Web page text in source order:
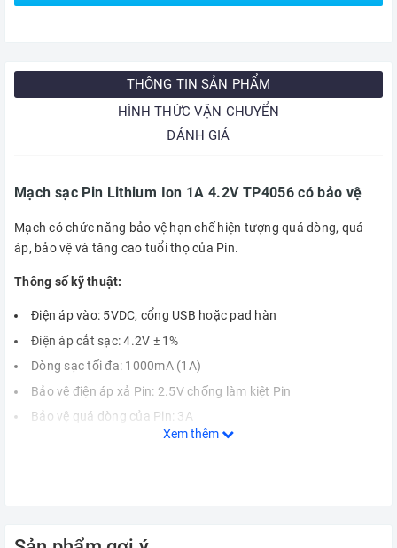
THÔNG TIN SẢN PHẨM
HÌNH THỨC VẬN CHUYỂN
ĐÁNH GIÁ
Mạch sạc Pin Lithium Ion 1A 4.2V TP4056 có bảo vệ
Mạch có chức năng bảo vệ hạn chế hiện tượng quá dòng, quá
áp, bảo vệ và tăng cao tuổi thọ của Pin.
Thông số kỹ thuật:
Điện áp vào: 5VDC, cổng USB hoặc pad hàn
Điện áp cắt sạc: 4.2V ± 1%
Dòng sạc tối đa: 1000mA (1A)
Bảo vệ điện áp xả Pin: 2.5V chống làm kiệt Pin
Bảo vệ quá dòng của Pin: 3A
Đèn báo sạc màu đỏ, báo đầy màu xanh.
Xem thêm